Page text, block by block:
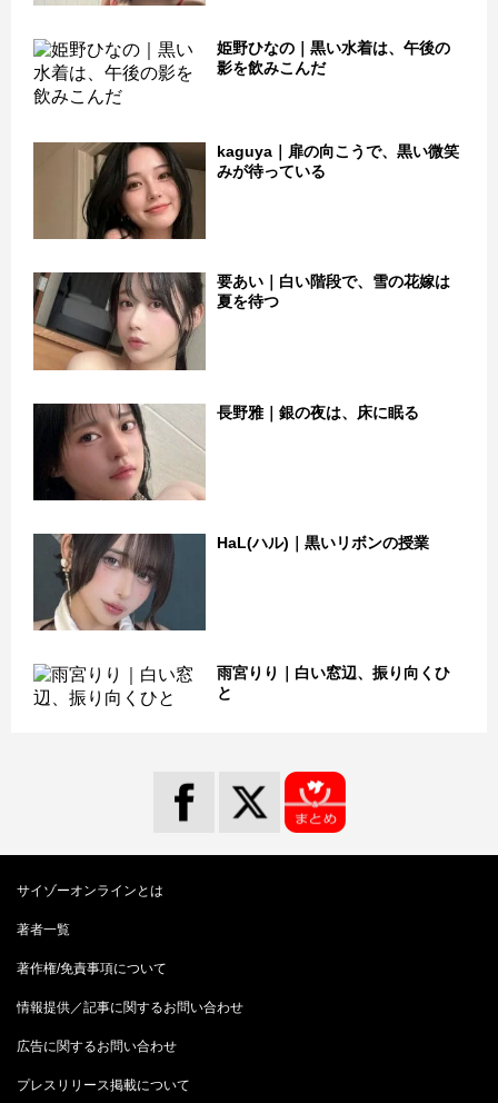
姫野ひなの｜黒い水着は、午後の
影を飲みこんだ
kaguya｜扉の向こうで、黒い微笑
みが待っている
要あい｜白い階段で、雪の花嫁は
夏を待つ
長野雅｜銀の夜は、床に眠る
HaL(ハル)｜黒いリボンの授業
雨宮りり｜白い窓辺、振り向くひ
と
サイゾーオンラインとは
著者一覧
著作権/免責事項について
情報提供／記事に関するお問い合わせ
広告に関するお問い合わせ
プレスリリース掲載について